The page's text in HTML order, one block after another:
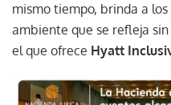
mismo tiempo, brinda a
ambiente que se refleja
el que ofrece Hyatt